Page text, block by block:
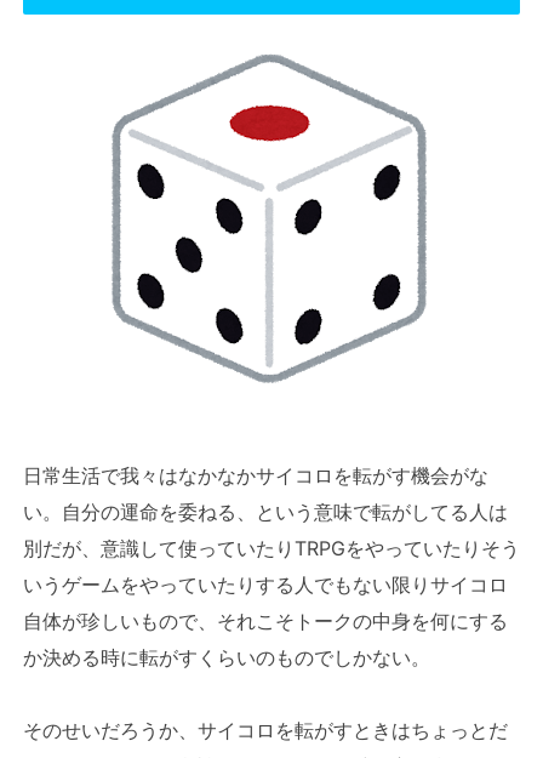
日常生活で我々はなかなかサイコロを転がす機会がな
い。自分の運命を委ねる、という意味で転がしてる人は
別だが、意識して使っていたりTRPGをやっていたりそう
いうゲームをやっていたりする人でもない限りサイコロ
自体が珍しいもので、それこそトークの中身を何にする
か決める時に転がすくらいのものでしかない。
そのせいだろうか、サイコロを転がすときはちょっとだ